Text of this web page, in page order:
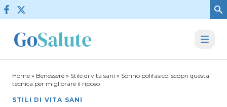
Vai al contenuto
Home » Benessere » Stile di vita sani » Sonno polifasico: scopri questa
tecnica per migliorare il riposo
STILI DI VITA SANI